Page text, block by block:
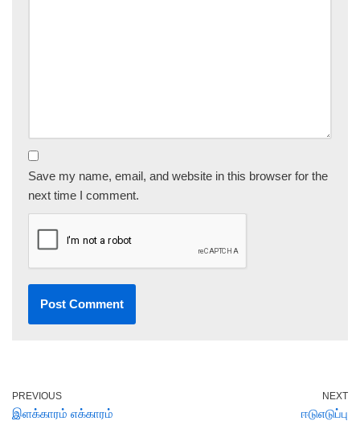
Save my name, email, and website in this browser for the
next time I comment.
PREVIOUS
இளக்காரம் எக்காரம்
NEXT
ஈடுஎடுப்பு